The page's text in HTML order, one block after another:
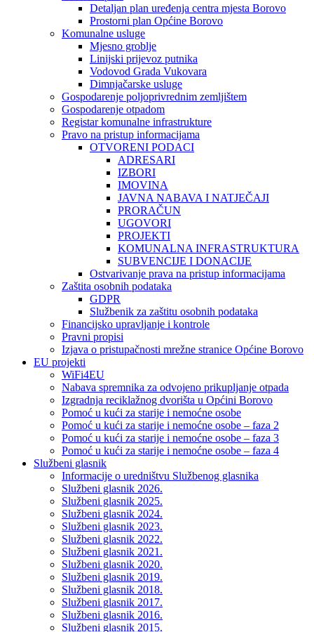
Detaljan plan uređenja centra mjesta Borovo
Prostorni plan Općine Borovo
Komunalne usluge
Mjesno groblje
Linijski prijevoz putnika
Vodovod Grada Vukovara
Dimnjačarske usluge
Gospodarenje poljoprivrednim zemljištem
Gospodarenje otpadom
Registar komunalne infrastrukture
Pravo na pristup informacijama
OTVORENI PODACI
ADRESARI
IZBORI
IMOVINA
JAVNA NABAVA I NATJEČAJI
PRORAČUN
UGOVORI
PROJEKTI
KOMUNALNA INFRASTRUKTURA
SUBVENCIJE I DONACIJE
Ostvarivanje prava na pristup informacijama
Zaštita osobnih podataka
GDPR
Službenik za zaštitu osobnih podataka
Financijsko upravljanje i kontrole
Pravni propisi
Izjava o pristupačnosti mrežne stranice Općine Borovo
EU projekti
WiFi4EU
Nabava spremnika za odvojeno prikupljanje otpada
Izgradnja reciklažnog dvorišta u Općini Borovo
Pomoć u kući za starije i nemoćne osobe
Pomoć u kući za starije i nemoćne osobe – faza 2
Pomoć u kući za starije i nemoćne osobe – faza 3
Pomoć u kući za starije i nemoćne osobe – faza 4
Službeni glasnik
Informacije o uredništvu Službenog glasnika
Službeni glasnik 2026.
Službeni glasnik 2025.
Službeni glasnik 2024.
Službeni glasnik 2023.
Službeni glasnik 2022.
Službeni glasnik 2021.
Službeni glasnik 2020.
Službeni glasnik 2019.
Službeni glasnik 2018.
Službeni glasnik 2017.
Službeni glasnik 2016.
Službeni glasnik 2015.